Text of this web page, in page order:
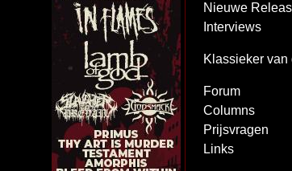
Nieuwe
Interviews
Klassieker van
Forum
Columns
Prijsvragen
Links